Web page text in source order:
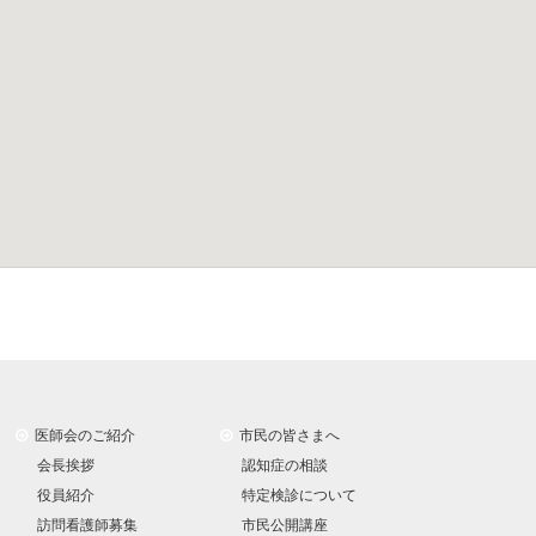
医師会のご紹介
会長挨拶
役員紹介
訪問看護師募集
市民の皆さまへ
認知症の相談
特定検診について
市民公開講座